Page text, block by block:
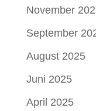
November
September
August 2025
Juni 2025
April 2025